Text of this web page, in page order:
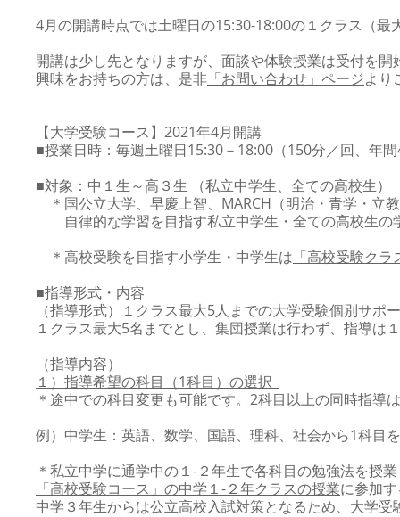
4月の開講時点では土曜日の15:30-18:00の１クラス（
開講は少し先となりますが、面談や体験授業は受付を開
興味をお持ちの方は、是非 「お問い合わせ」ページより
【大学受験コース】2021年4月開講
■授業日時：毎週土曜日15:30－18:00（150分／回、年
■対象：中１生～高３生 （私立中学生、全ての高校生）
＊国公立大学、早慶上智、MARCH（明治・青学・立
自律的な学習を目指す私立中学生・全ての高校生の
＊高校受験を目指す小学生・中学生は 「高校受験クラ
■指導形式・内容
（指導形式）１クラス最大5人までの大学受験個別サポ
１クラス最大5名までとし、集団授業は行わず、指導は
（指導内容）
１）指導希望の科目（1科目）の選択
＊途中での科目変更も可能です。2科目以上の同時指導
例）中学生：英語、数学、国語、理科、社会から1科目
＊私立中学に通学中の１-２年生で各科目の勉強法を授
「高校受験コース」の中学１-２年クラスの授業に参加
中学３年生からは公立高校入試対策となるため、大学